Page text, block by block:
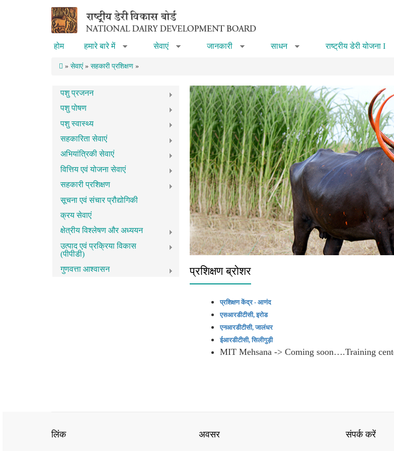
होम हमारे बारे में सेवाएं जानकारी साधन राष्ट्रीय डेरी योजना I
» सेवाएं» सहकारी प्रशिक्षण »
पशु प्रजनन
पशु पोषण
पशु स्वास्थ्य
सहकारिता सेवाएं
अभियांत्रिकी सेवाएं
वित्तिय एवं योजना सेवाएं
सहकारी प्रशिक्षण
सूचना एवं संचार प्रौद्योगिकी
क्रय सेवाएं
क्षेत्रीय विश्लेषण और अध्ययन
उत्पाद एवं प्रक्रिया विकास
(पीपीडी)
गुणवत्ता आश्वासन
प्रशिक्षण ब्रोशर
प्रशिक्षण केंद्र - आणंद
एसआरडीटीसी, इरोड
एनआरडीटीसी, जालंधर
ईआरडीटीसी, सिलीगुड़ी
MIT Mehsana -> Coming soon….Training
लिंक अवसर संपर्क करें